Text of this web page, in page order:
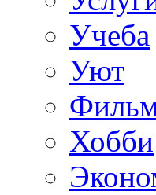
Учеба
Уют
Хобби